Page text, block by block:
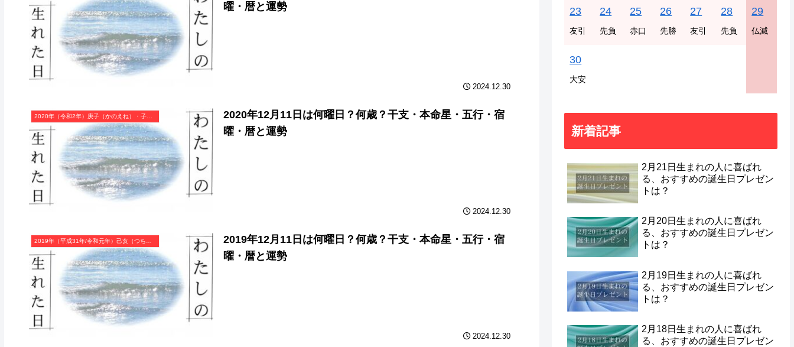
曜・暦と運勢
2024.12.30
2020年（令和2年）庚子（かのえね）・子年（ねずみ年）カレンダー（月曜はじまり）
2020年12月11日は何曜日？何歳？干支・本命星・五行・宿
曜・暦と運勢
2024.12.30
2019年12月11日は何曜日？何歳？干支・本命星・五行・宿
曜・暦と運勢
2024.12.30
23
友引
24
先負
25
赤口
26
先勝
27
友引
28
先負
29
仏滅
30
大安
新着記事
2月21日生まれの人に喜ばれ
る、おすすめの誕生日プレゼン
トは？
2月20日生まれの人に喜ばれ
る、おすすめの誕生日プレゼン
トは？
2月19日生まれの人に喜ばれ
る、おすすめの誕生日プレゼン
トは？
2月18日生まれの人に喜ばれ
る、おすすめの誕生日プレゼン